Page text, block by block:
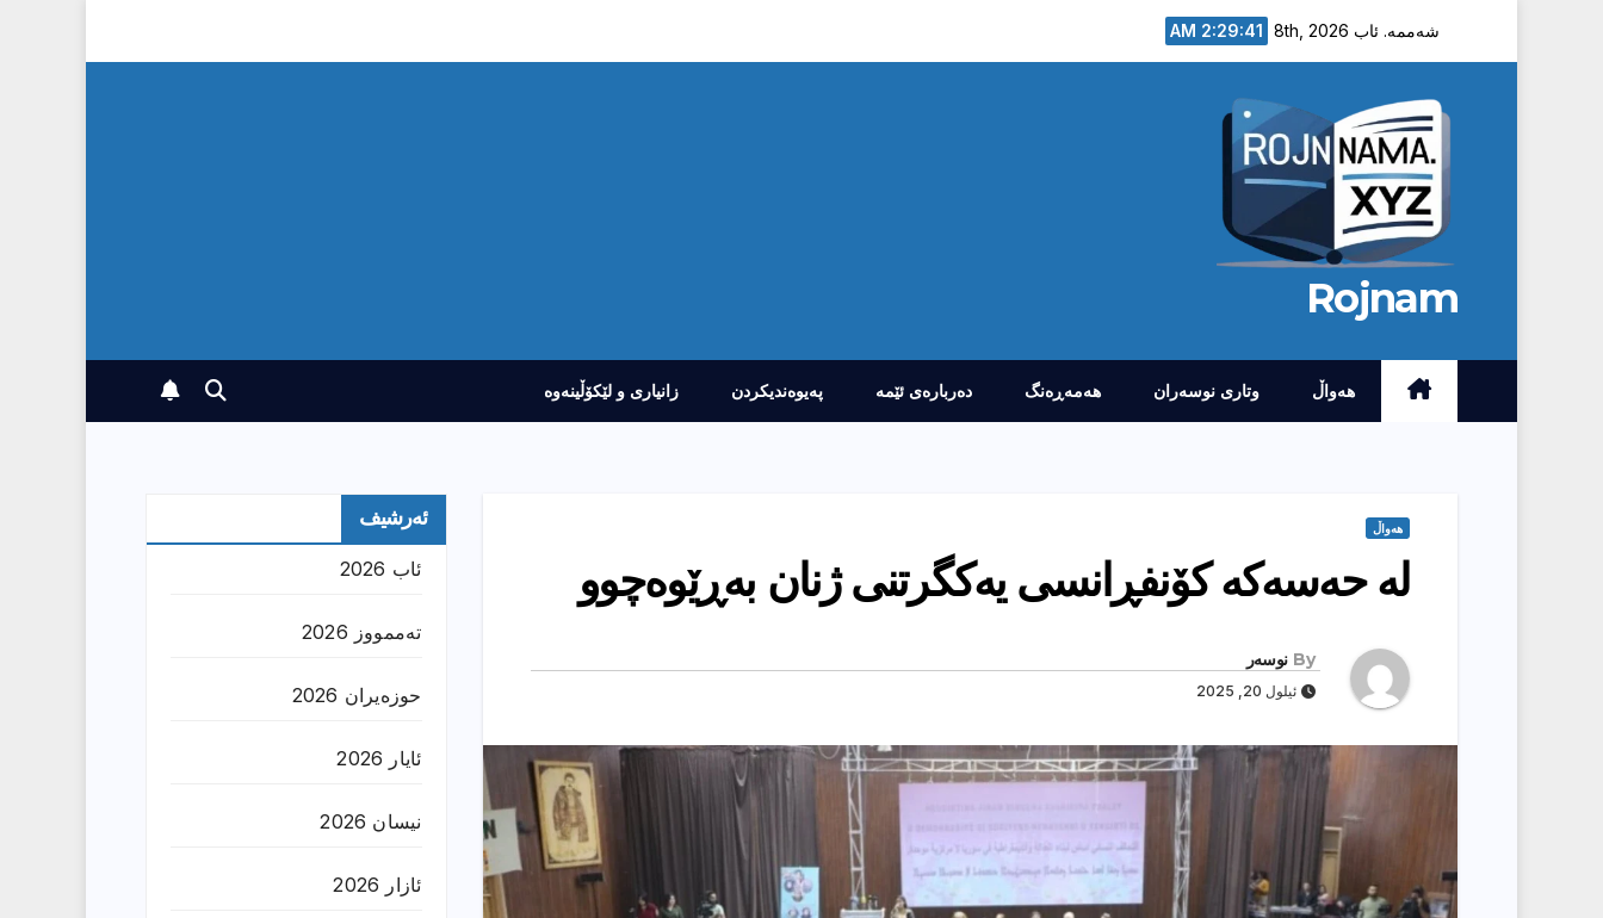
شەممە. ئاب 8th, 2026 2:29:42 AM
Rojnam
هەواڵ وتارى نوسەران هەمەڕەنگ دەربارەى ئێمە پەیوەندیکردن زانیارى و لێکۆڵینەوە
هەواڵ
لە حەسەکە کۆنفڕانسی یەکگرتنی ژنان بەڕێوەچوو
By نوسەر
ئیلول 20, 2025
ئەرشیف
ئاب 2026
تەممووز 2026
حوزه‌یران 2026
ئایار 2026
نیسان 2026
ئازار 2026